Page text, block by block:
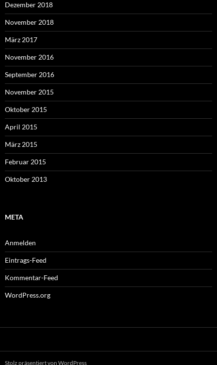
Dezember 2018
November 2018
März 2017
November 2016
September 2016
November 2015
Oktober 2015
April 2015
März 2015
Februar 2015
Oktober 2013
META
Anmelden
Eintrags-Feed
Kommentar-Feed
WordPress.org
Stolz präsentiert von WordPress